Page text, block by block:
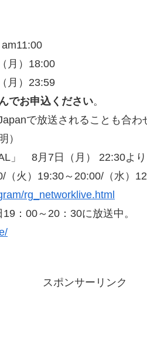
月）18:00
月）23:59
でお申込ください。
で放送されることも合
）
」 8月7日（月） 22:30より
（火）19:30～20:00/（水）
rg_networklive.html
：00～20：30に放送中。
スポンサーリンク